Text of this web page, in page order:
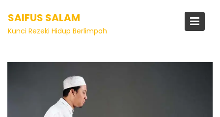
SAIFUS SALAM
Kunci Rezeki Hidup Berlimpah
Tag:niat beribadah